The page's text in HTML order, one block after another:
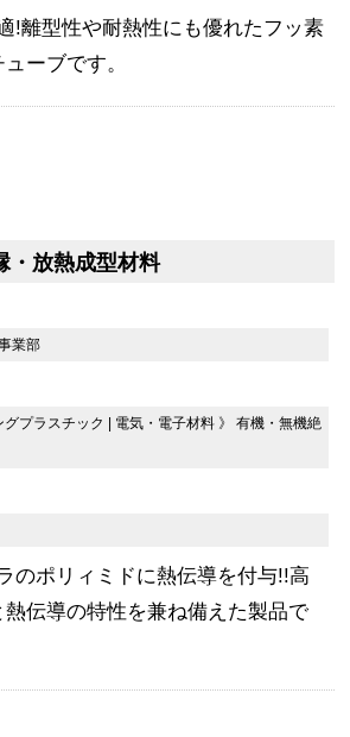
!離型性や耐熱性にも優れたフッ素
ーブです。
・放熱成型材料
業部
プラスチック | 電気・電子材料 》 有機・無機絶
のポリィミドに熱伝導を付与!!高
伝導の特性を兼ね備えた製品で